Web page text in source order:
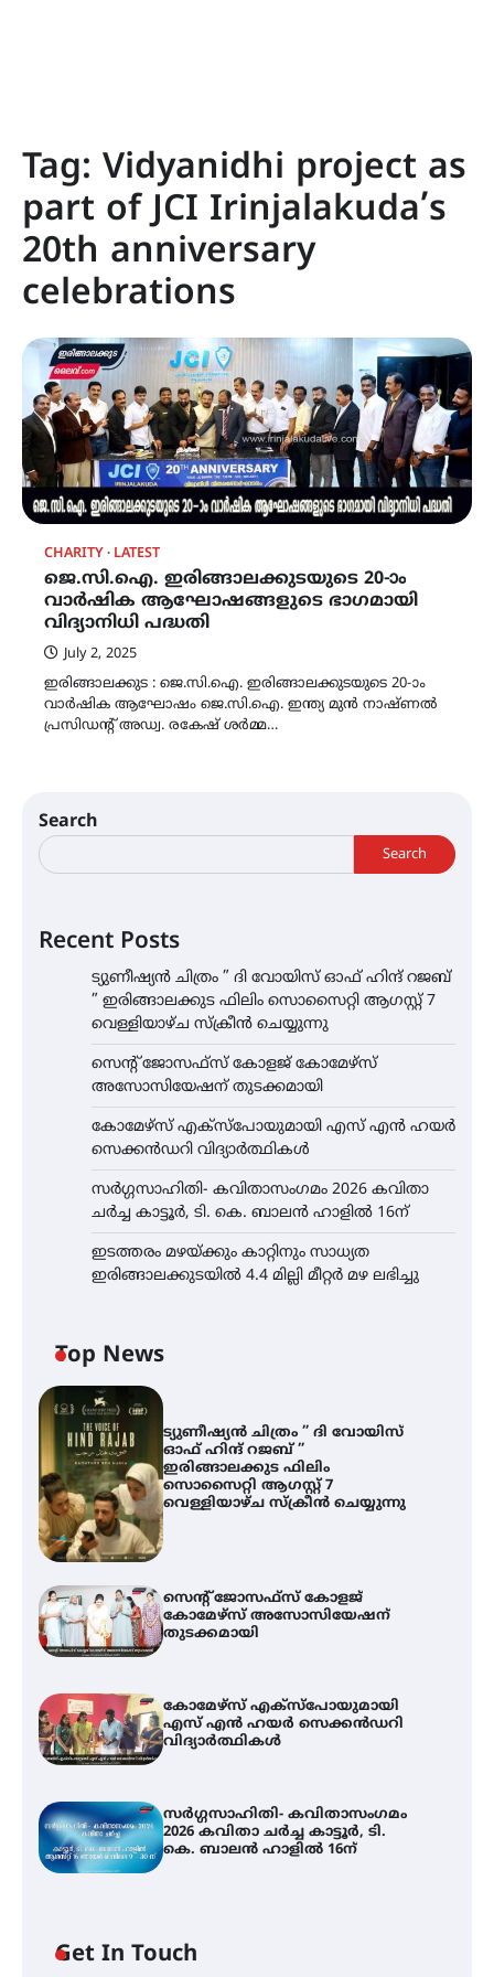
Tag: Vidyanidhi project as
part of JCI Irinjalakuda’s
20th anniversary
celebrations
CHARITY LATEST
ജെ.സി.ഐ. ഇരിങ്ങാലക്കുടയുടെ 20-ാം
വാർഷിക ആഘോഷങ്ങളുടെ ഭാഗമായി
വിദ്യാനിധി പദ്ധതി
July 2, 2025
ഇരിങ്ങാലക്കുട : ജെ.സി.ഐ. ഇരിങ്ങാലക്കുടയുടെ 20-ാം
വാർഷിക ആഘോഷം ജെ.സി.ഐ. ഇന്ത്യ മുൻ നാഷ്ണൽ
പ്രസിഡന്റ് അഡ്വ. രകേഷ് ശർമ്മ…
Search
Search
Recent Posts
ട്യുണീഷ്യൻ ചിത്രം ” ദി വോയിസ് ഓഫ് ഹിന്ദ് റജബ്
” ഇരിങ്ങാലക്കുട ഫിലിം സൊസൈറ്റി ആഗസ്റ്റ് 7
വെള്ളിയാഴ്ച സ്‌ക്രീൻ ചെയ്യുന്നു
സെന്റ് ജോസഫ്സ് കോളജ് കോമേഴ്‌സ്
അസോസിയേഷന് തുടക്കമായി
കോമേഴ്സ് എക്സ്പോയുമായി എസ് എൻ ഹയർ
സെക്കൻഡറി വിദ്യാർത്ഥികൾ
സർഗ്ഗസാഹിതി- കവിതാസംഗമം 2026 കവിതാ
ചർച്ച കാട്ടൂർ, ടി. കെ. ബാലൻ ഹാളിൽ 16ന്
ഇടത്തരം മഴയ്ക്കും കാറ്റിനും സാധ്യത
ഇരിങ്ങാലക്കുടയിൽ 4.4 മില്ലി മീറ്റർ മഴ ലഭിച്ചു
Top News
ട്യുണീഷ്യൻ ചിത്രം ” ദി വോയിസ്
ഓഫ് ഹിന്ദ് റജബ് ”
ഇരിങ്ങാലക്കുട ഫിലിം
സൊസൈറ്റി ആഗസ്റ്റ് 7
വെള്ളിയാഴ്ച സ്‌ക്രീൻ ചെയ്യുന്നു
സെന്റ് ജോസഫ്സ് കോളജ്
കോമേഴ്‌സ് അസോസിയേഷന്
തുടക്കമായി
കോമേഴ്സ് എക്സ്പോയുമായി
എസ് എൻ ഹയർ സെക്കൻഡറി
വിദ്യാർത്ഥികൾ
സർഗ്ഗസാഹിതി- കവിതാസംഗമം
2026 കവിതാ ചർച്ച കാട്ടൂർ, ടി.
കെ. ബാലൻ ഹാളിൽ 16ന്
Get In Touch